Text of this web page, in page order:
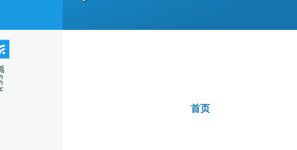
首页